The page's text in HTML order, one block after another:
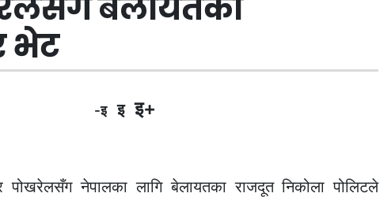
भेट
-इ इ इ+
पोखरेलसँग नेपालका लागि बेलायतका राजदूत निकोला पोलिटले